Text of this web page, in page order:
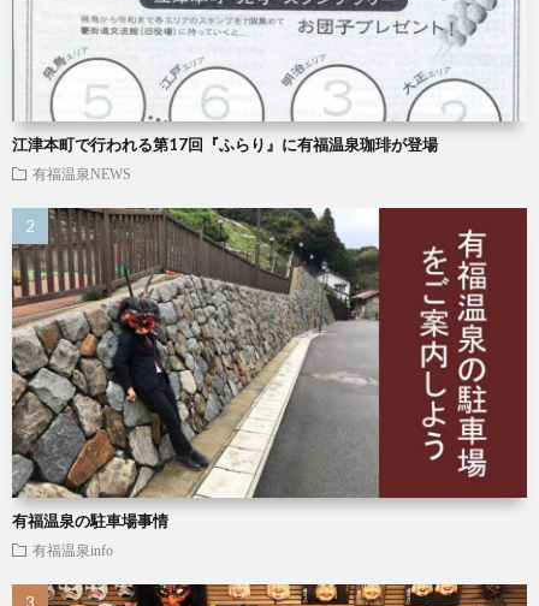
江津本町で行われる第17回『ふらり』に有福温泉珈琲が登場
有福温泉NEWS
有福温泉の駐車場事情
有福温泉info